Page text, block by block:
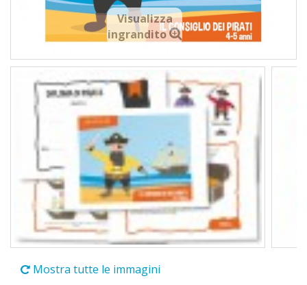
Visualizza
ingrandito
Mostra tutte le immagini